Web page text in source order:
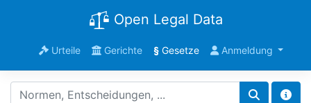
Open Legal Data
Urteile Gerichte §Gesetze Anmeldung